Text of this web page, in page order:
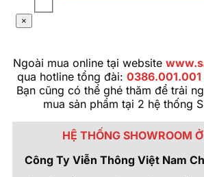
×
Ngoài mua online tại website
qua hotline tổng đài:
Bạn cũng có thể ghé thăm để trải
mua sản phẩm tại 2 hệ thống
HỆ THỐNG SHOWROOM
Công Ty Viễn Thông Việt Nam